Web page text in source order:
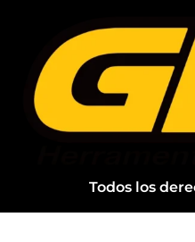
Todos los